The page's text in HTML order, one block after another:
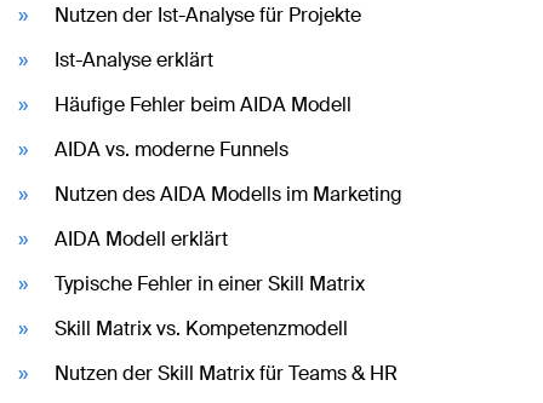
Nutzen der Ist-Analyse für Projekte
Ist-Analyse erklärt
Häufige Fehler beim AIDA Modell
AIDA vs. moderne Funnels
Nutzen des AIDA Modells im Marketing
AIDA Modell erklärt
Typische Fehler in einer Skill Matrix
Skill Matrix vs. Kompetenzmodell
Nutzen der Skill Matrix für Teams & HR